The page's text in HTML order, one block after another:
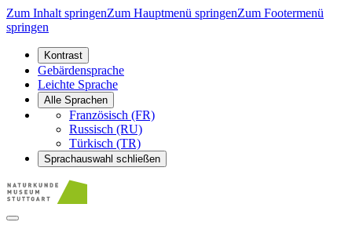
Zum Inhalt springenZum Hauptmenü springenZum Footermenü
springen
Kontrast
Gebärdensprache
Leichte Sprache
Alle Sprachen
Französisch (FR)
Russisch (RU)
Türkisch (TR)
Sprachauswahl schließen